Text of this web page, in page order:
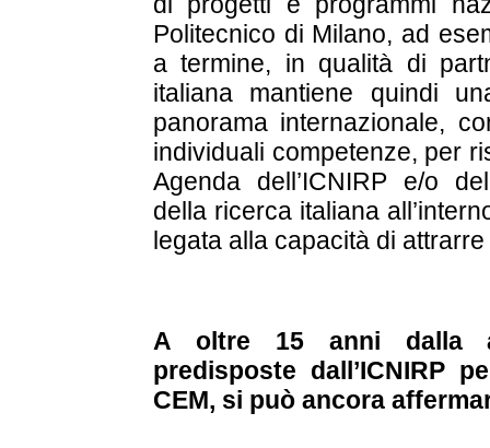
Politecnico di Milano, ad
a termine, in qualità di
italiana mantiene quindi
panorama internazionale,
individuali competenze, per
Agenda dell’ICNIRP e/o
della ricerca italiana
legata alla capacità di
A oltre 15 anni dalla
predisposte dall’ICNIRP
CEM, si può ancora